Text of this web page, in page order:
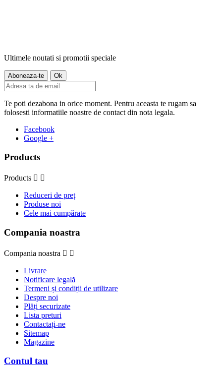
Ultimele noutati si promotii speciale
Te poti dezabona in orice moment. Pentru aceasta te rugam sa
folosesti informatiile noastre de contact din nota legala.
Facebook
Google +
Products
Products  
Reduceri de preț
Produse noi
Cele mai cumpărate
Compania noastra
Compania noastra  
Livrare
Notificare legală
Termeni și condiții de utilizare
Despre noi
Plăți securizate
Lista preturi
Contactați-ne
Sitemap
Magazine
Contul tau